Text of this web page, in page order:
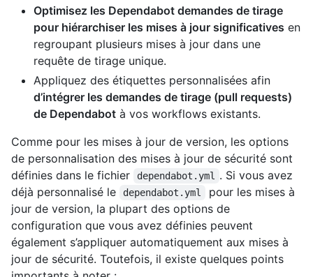
Optimisez les Dependabot demandes de tirage
pour hiérarchiser les mises à jour significatives en
regroupant plusieurs mises à jour dans une
requête de tirage unique.
Appliquez des étiquettes personnalisées afin
d’intégrer les demandes de tirage (pull requests)
de Dependabot à vos workflows existants.
Comme pour les mises à jour de version, les options
de personnalisation des mises à jour de sécurité sont
définies dans le fichier
dependabot.yml
. Si vous avez
déjà personnalisé le
dependabot.yml
pour les mises à
jour de version, la plupart des options de
configuration que vous avez définies peuvent
également s’appliquer automatiquement aux mises à
jour de sécurité. Toutefois, il existe quelques points